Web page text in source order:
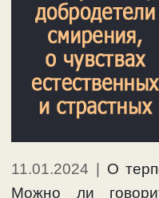
11.01.2024 | О
Можно ли